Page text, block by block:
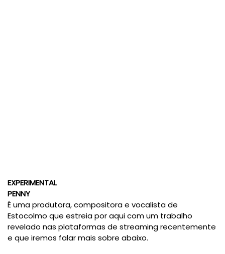
EXPERIMENTAL
PENNY
É uma produtora, compositora e vocalista de
Estocolmo que estreia por aqui com um trabalho
revelado nas plataformas de streaming recentemente
e que iremos falar mais sobre abaixo.